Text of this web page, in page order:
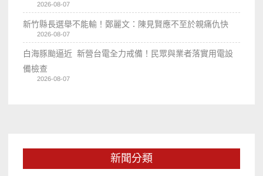
2026-08-07
新竹縣長選舉不能輸！鄭麗文：陳見賢應不至於親痛仇快
2026-08-07
白海豚颱逼近 新營台電全力戒備！民眾與業者落實用電設
備檢查
2026-08-07
新聞分類